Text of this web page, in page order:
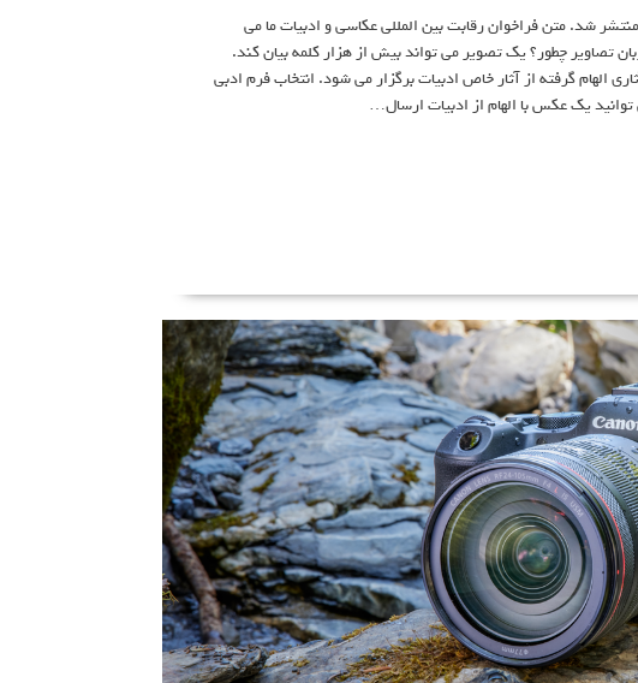
فراخوان رقابت بین المللی عکاسی و ادبیات Eva Asaad ۲۰۲۳ منتشر شد. متن فراخوان رقابت بین المللی عکاسی و ادبیات ما می
تصاویر چطور؟ یک تصویر می تواند بیش از هزار کلمه بیان کند.
گرفته از آثار خاص ادبیات برگزار می شود. انتخاب فرم ادبی
یک عکس با الهام از ادبیات ارسال…